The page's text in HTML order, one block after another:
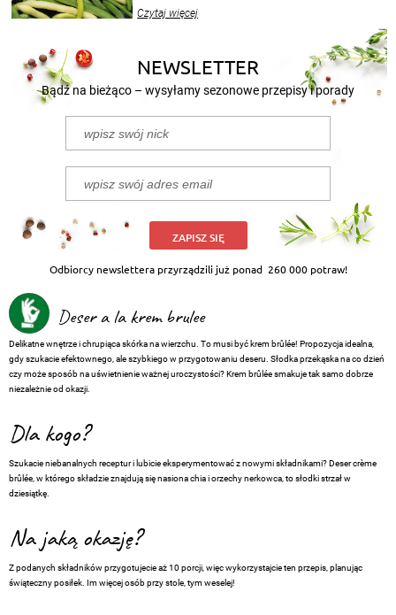
nasze propozycje!
Czytaj więcej
NEWSLETTER
Bądź na bieżąco – wysyłamy sezonowe przepisy i porady
ZAPISZ SIĘ
Odbiorcy newslettera przyrządzili już ponad 260 000 potraw!
Deser a la krem brulee
Delikatne wnętrze i chrupiąca skórka na wierzchu. To musi być krem brûlée! Propozycja idealna,
gdy szukacie efektownego, ale szybkiego w przygotowaniu deseru. Słodka przekąska na co dzień
czy może sposób na uświetnienie ważnej uroczystości? Krem brûléesmakuje tak samo dobrze
niezależnie od okazji.
Dla kogo?
Szukacie niebanalnych receptur i lubicie eksperymentować z nowymi składnikami? Desercrème
brûlée, w którego składzie znajdują się nasiona chia i orzechy nerkowca, to słodki strzał w
dziesiątkę.
Na jaką okazję?
Z podanych składników przygotujecie aż 10 porcji, więc wykorzystajcie ten przepis, planując
świąteczny posiłek. Im więcej osób przy stole, tym weselej!